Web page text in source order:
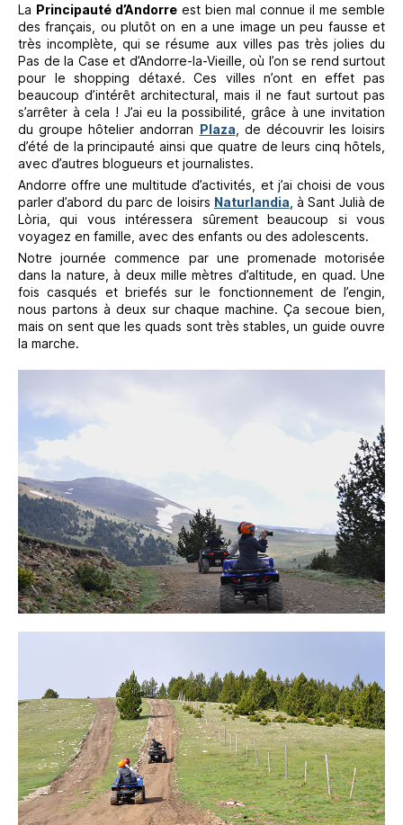
La Principauté d’Andorre est bien mal connue il me semble
des français, ou plutôt on en a une image un peu fausse et
très incomplète, qui se résume aux villes pas très jolies du
Pas de la Case et d’Andorre-la-Vieille, où l’on se rend surtout
pour le shopping détaxé. Ces villes n’ont en effet pas
beaucoup d’intérêt architectural, mais il ne faut surtout pas
s’arrêter à cela ! J’ai eu la possibilité, grâce à une invitation
du groupe hôtelier andorran Plaza , de découvrir les loisirs
d’été de la principauté ainsi que quatre de leurs cinq hôtels,
avec d’autres blogueurs et journalistes.
Andorre offre une multitude d’activités, et j’ai choisi de vous
parler d’abord du parc de loisirs Naturlandia , à Sant Julià de
Lòria, qui vous intéressera sûrement beaucoup si vous
voyagez en famille, avec des enfants ou des adolescents.
Notre journée commence par une promenade motorisée
dans la nature, à deux mille mètres d’altitude, en quad. Une
fois casqués et briefés sur le fonctionnement de l’engin,
nous partons à deux sur chaque machine. Ça secoue bien,
mais on sent que les quads sont très stables, un guide ouvre
la marche.